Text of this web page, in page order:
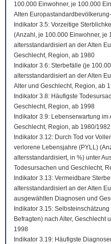
100.000 Einwohner, je 100.000
Alten
Indikator 3.5: Vorzeitige
(Anzahl, je 100.000 Einwohner, je
altersstandardisiert an der Alten
Geschlecht, Region, ab 1980
Indikator 3.6: Sterbefälle (je
altersstandardisiert an der Alten
Alter und Geschlecht, Region, ab
Indikator 3.8: Häufigste
Geschlecht, Region, ab 1998
Indikator 3.9: Lebenserwartung
Geschlecht, Region, ab 1980/1982
Indikator 3.12: Durch Tod vor
verlorene Lebensjahre (PYLL)
altersstandardisiert, in %) unter
Todesursachen und Geschlecht,
Indikator 3.13: Vermeidbare
altersstandardisiert an der Alten
ausgewählten Diagnosen und
Indikator 3.15:
Befragten) nach Alter, Geschlecht
1998
Indikator 3.19: Häufigste